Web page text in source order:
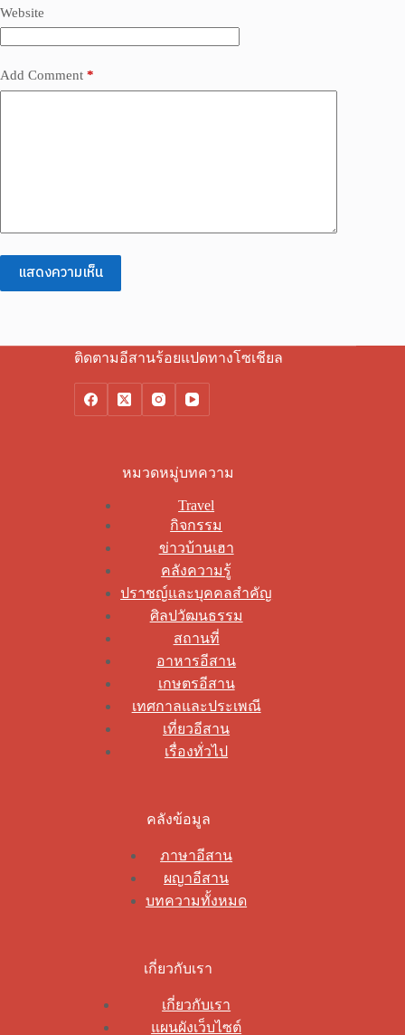
Website
Add Comment *
แสดงความเห็น
ติดตามอีสานร้อยแปดทางโซเชียล
หมวดหมู่บทความ
Travel
กิจกรรม
ข่าวบ้านเฮา
คลังความรู้
ปราชญ์และบุคคลสำคัญ
ศิลปวัฒนธรรม
สถานที่
อาหารอีสาน
เกษตรอีสาน
เทศกาลและประเพณี
เที่ยวอีสาน
เรื่องทั่วไป
คลังข้อมูล
ภาษาอีสาน
ผญาอีสาน
บทความทั้งหมด
เกี่ยวกับเรา
เกี่ยวกับเรา
แผนผังเว็บไซต์